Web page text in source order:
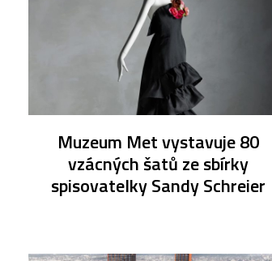
Muzeum Met vystavuje 80
vzácných šatů ze sbírky
spisovatelky Sandy Schreier